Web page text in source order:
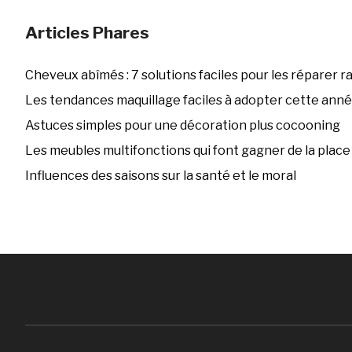
Articles Phares
Cheveux abîmés : 7 solutions faciles pour les réparer
Les tendances maquillage faciles à adopter cette
Astuces simples pour une décoration plus cocooning
Les meubles multifonctions qui font gagner de la place
Influences des saisons sur la santé et le moral